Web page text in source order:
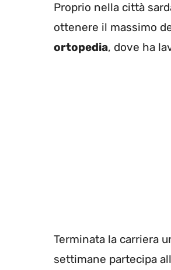
Proprio nella città
ottenere il massimo
ortopedia, dove ha
Terminata la carriera
settimane partecipa